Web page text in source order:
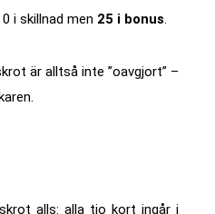
i skillnad men 25 i bonus.
är alltså inte ”oavgjort” –
alls: alla tio kort ingår i